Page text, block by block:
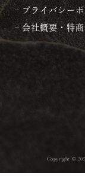
プライバシー
会社概要・特
Copyright ©